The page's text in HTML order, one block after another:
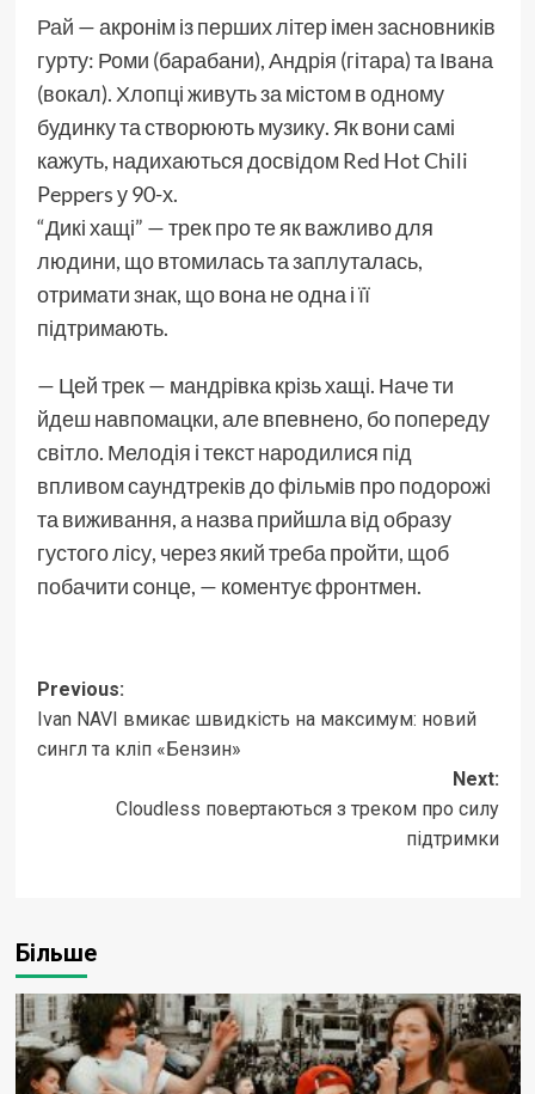
Рай — акронім із перших літер імен засновників
гурту: Роми (барабани), Андрія (гітара) та Івана
(вокал). Хлопці живуть за містом в одному
будинку та створюють музику. Як вони самі
кажуть, надихаються досвідом Red Hot Chili
Peppers у 90-х.
“Дикі хащі” — трек про те як важливо для
людини, що втомилась та заплуталась,
отримати знак, що вона не одна і її
підтримають.
— Цей трек — мандрівка крізь хащі. Наче ти
йдеш навпомацки, але впевнено, бо попереду
світло. Мелодія і текст народилися під
впливом саундтреків до фільмів про подорожі
та виживання, а назва прийшла від образу
густого лісу, через який треба пройти, щоб
побачити сонце, — коментує фронтмен.
Post
navigation
Previous:
Ivan NAVI вмикає швидкість на максимум: новий
сингл та кліп «Бензин»
Next:
Cloudless повертаються з треком про силу
підтримки
Більше